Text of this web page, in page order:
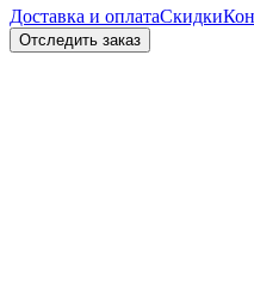
Доставка и оплатаСкидки
Отследить заказ